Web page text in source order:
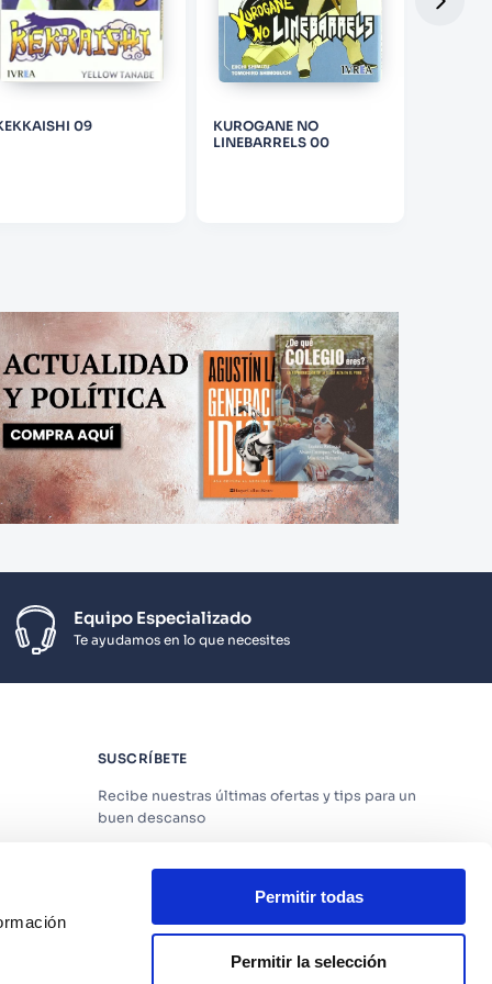
Permitir todas
Permitir la selección
09
KUROGANE NO
LINEBARRELS 00
Equipo Especializado
Te ayudamos en lo que necesites
SUSCRÍBETE
Recibe nuestras últimas ofertas y tips para un
buen descanso
Acepto losTérminos y CondicionesyPolítica